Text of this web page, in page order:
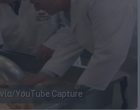
YouTube Capture